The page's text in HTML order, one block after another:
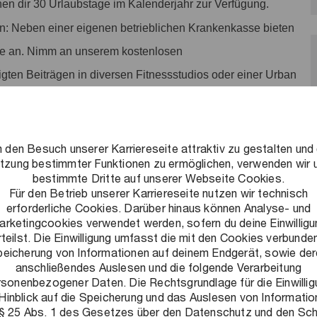
den Besuch unserer Karriereseite attraktiv zu gestalten und
bestimmter Funktionen zu ermöglichen, verwenden wir
bestimmte Dritte auf unserer Webseite Cookies.
Für den Betrieb unserer Karriereseite nutzen wir technisch
erforderliche Cookies. Darüber hinaus können Analyse- und
verwendet werden, sofern du deine
Die Einwilligung umfasst die mit den Cookies
von Informationen auf deinem Endgerät, sowie
anschließendes Auslesen und die folgende Verarbeitung
Daten. Die Rechtsgrundlage für die
auf die Speicherung und das Auslesen von
25 Abs. 1 des Gesetzes über den Datenschutz und den
dir 30 Urlaubstage im Kalenderjahr zur Verfügung.
Neben einer eigenen betrieblichen Krankenkasse bieten
an. Nimm an unserem kostenlosen
Beiträgen in diversen Fitnessstudios oder einer Urban
Arbeitsumfeld schaffen: Ein Umfeld, in dem flexibles und
Leistung honoriert wird und auf das wir stolz sind. Alle
zu lösen, nachhaltige Ergebnisse zu
auszubauen. Als Teil unseres Energie- und
Netzwerks begleitest du unsere Mandanten strategisch,
Realisierung ihrer komplexen Infrastrukturvorhaben.